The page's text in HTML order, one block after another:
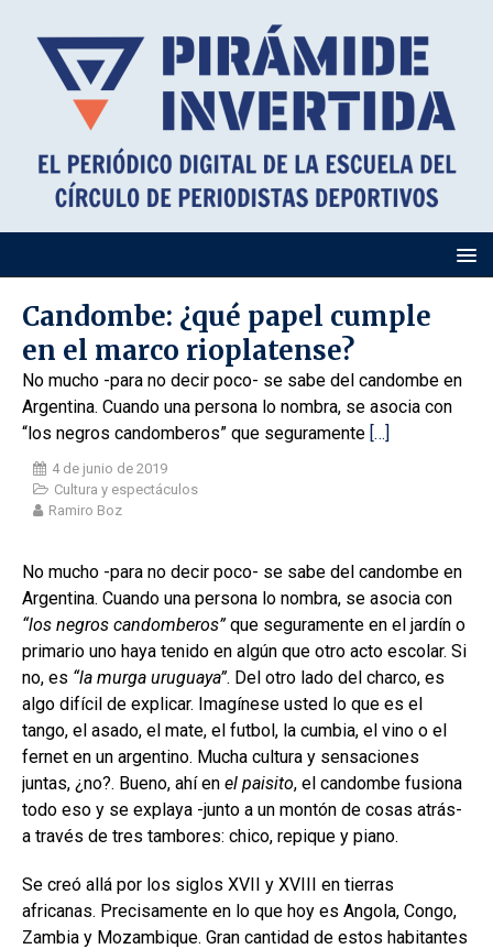
Candombe: ¿qué papel cumple
en el marco rioplatense?
No mucho -para no decir poco- se sabe del candombe en
Argentina. Cuando una persona lo nombra, se asocia con
“los negros candomberos” que seguramente […]
4 de junio de 2019
Cultura y espectáculos
Ramiro Boz
No mucho -para no decir poco- se sabe del candombe en
Argentina. Cuando una persona lo nombra, se asocia con
“los negros candomberos”que seguramente en el jardín o
primario uno haya tenido en algún que otro acto escolar. Si
no, es “la murga uruguaya”. Del otro lado del charco, es
algo difícil de explicar. Imagínese usted lo que es el
tango, el asado, el mate, el futbol, la cumbia, el vino o el
fernet en un argentino. Mucha cultura y sensaciones
juntas, ¿no?. Bueno, ahí en el paisito, el candombe fusiona
todo eso y se explaya -junto a un montón de cosas atrás-
a través de tres tambores: chico, repique y piano.
Se creó allá por los siglos XVII y XVIII en tierras
africanas. Precisamente en lo que hoy es Angola, Congo,
Zambia y Mozambique. Gran cantidad de estos habitantes